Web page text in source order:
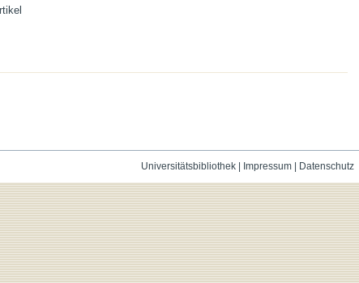
Universitätsbibliothek| Impressum| Datenschutz